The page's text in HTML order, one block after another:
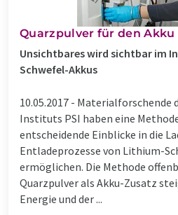
Quarzpulver für den
Unsichtbares wird sichtbar im
Schwefel-Akkus
10.05.2017 - Materialforschende
Instituts PSI haben eine
entscheidende Einblicke in die
Entladeprozesse von Lithium-
ermöglichen. Die Methode
Quarzpulver als Akku-Zusatz
Energie und der ...